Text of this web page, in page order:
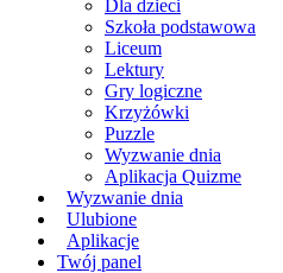
Dla dzieci
Szkoła podstawowa
Liceum
Lektury
Gry logiczne
Krzyżówki
Puzzle
Wyzwanie dnia
Aplikacja Quizme
Wyzwanie dnia
Ulubione
Aplikacje
Twój panel